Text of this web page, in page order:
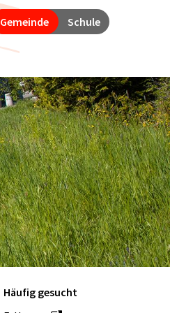
Gemeinde Schule
Häufig gesucht